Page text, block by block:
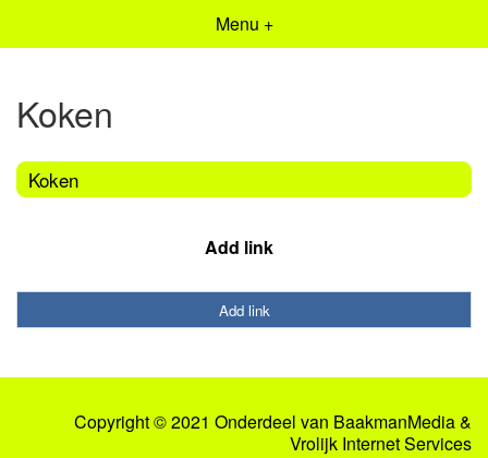
Menu +
Koken
Koken
Add link
Add link
Copyright © 2021 Onderdeel van BaakmanMedia&
Vrolijk Internet Services